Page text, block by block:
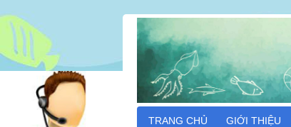
TRANG CHỦ GIỚI THIỆU